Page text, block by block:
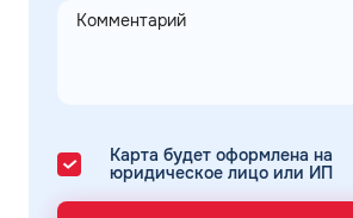
Карта будет оформлена на
юридическое лицо или ИП